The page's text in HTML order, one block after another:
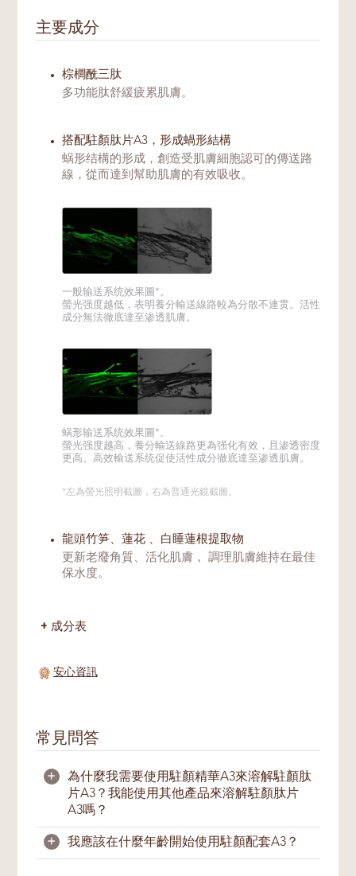
主要成分
棕櫚酰三肽
多功能肽舒緩疲累肌膚。
搭配駐顏肽片A3，形成蝸形結構
蜗形结構的形成，創造受肌膚細胞認可的傳送路
線，從而達到幫助肌膚的有效吸收。
一般输送系统效果圖*。
螢光强度越低，表明養分輸送線路較為分散不連贯。活性
成分無法徹底達至渗透肌膚。
蜗形输送系统效果圖*。
螢光强度越高，養分輸送線路更為强化有效，且渗透密度
更高。高效輸送系统促使活性成分徹底達至渗透肌膚。
*左為螢光照明截圖，右為普通光鏡截圖。
龍頭竹笋、蓮花 、白睡蓮根提取物
更新老廢角質、活化肌膚， 調理肌膚維持在最佳
保水度。
成分表
安心資訊
常見問答
+
為什麼我需要使用駐顏精華A3來溶解駐顏肽
片A3？我能使用其他產品來溶解駐顏肽片
A3嗎？
我们强烈建议您仅使用驻颜精华A3来溶解
+ 我應該在什麼年齡開始使用駐顏配套A3？